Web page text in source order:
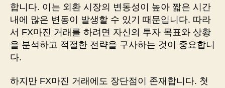
합니다. 이는 외환 시장의 변동성이 높아 짧은 시간
내에 많은 변동이 발생할 수 있기 때문입니다. 따라
서 FX마진 거래를 하려면 자신의 투자 목표와 상황
을 분석하고 적절한 전략을 구사하는 것이 중요합니
다.
하지만 FX마진 거래에도 장단점이 존재합니다. 첫